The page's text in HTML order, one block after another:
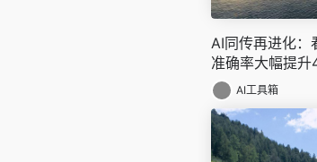
AI同传再进化：
准确率大幅提升
AI工具箱